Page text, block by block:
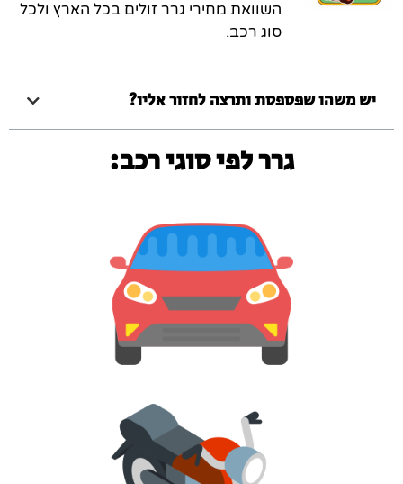
השוואת מחירי גרר זולים בכל הארץ ולכל
סוג רכב.
יש משהו שפספסת ותרצה לחזור אליו?
גרר לפי סוגי רכב: